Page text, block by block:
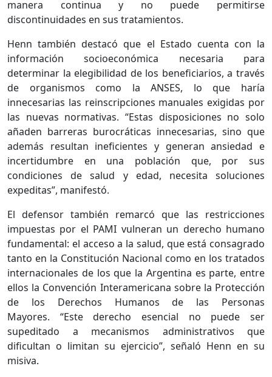
manera continua y no puede permitirse
discontinuidades en sus tratamientos.
Henn también destacó que el Estado cuenta con la
información socioeconómica necesaria para
determinar la elegibilidad de los beneficiarios, a través
de organismos como la ANSES, lo que haría
innecesarias las reinscripciones manuales exigidas por
las nuevas normativas. “Estas disposiciones no solo
añaden barreras burocráticas innecesarias, sino que
además resultan ineficientes y generan ansiedad e
incertidumbre en una población que, por sus
condiciones de salud y edad, necesita soluciones
expeditas”, manifestó.
El defensor también remarcó que las restricciones
impuestas por el PAMI vulneran un derecho humano
fundamental: el acceso a la salud, que está consagrado
tanto en la Constitución Nacional como en los tratados
internacionales de los que la Argentina es parte, entre
ellos la Convención Interamericana sobre la Protección
de los Derechos Humanos de las Personas
Mayores. “Este derecho esencial no puede ser
supeditado a mecanismos administrativos que
dificultan o limitan su ejercicio”, señaló Henn en su
misiva.